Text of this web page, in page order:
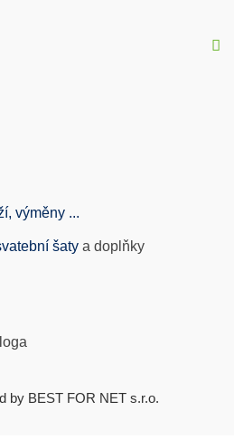
výměny ...
šaty a doplňky
by BEST FOR NET s.r.o.